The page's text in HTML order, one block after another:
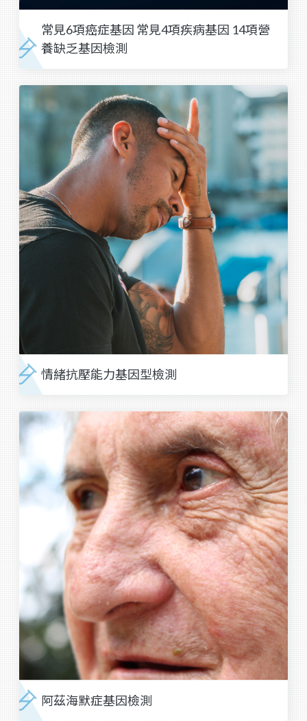
常見6項癌症基因 常見4項疾病基因 14項營
養缺乏基因檢測
情緒抗壓能力基因型檢測
阿茲海默症基因檢測